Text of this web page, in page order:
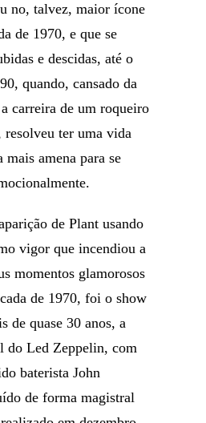
no, talvez, maior ícone
de 1970, e que se
e descidas, até o
quando, cansado da
carreira de um roqueiro
resolveu ter uma vida
mais amena para se
de Plant usando
vigor que incendiou a
momentos glamorosos
de 1970, foi o show
de quase 30 anos, a
do Led Zeppelin, com
baterista John
de forma magistral